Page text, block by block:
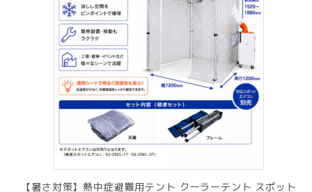
【暑さ対策】熱中症避難用テント クーラーテント スポット